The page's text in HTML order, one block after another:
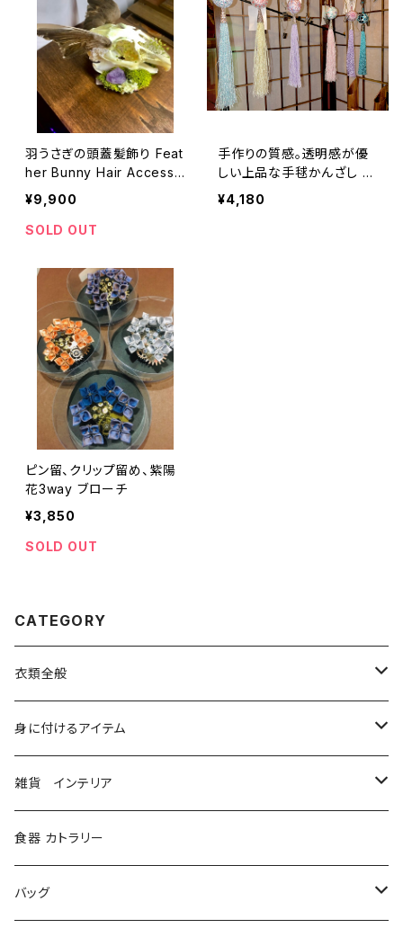
羽うさぎの頭蓋髪飾り Feat
her Bunny Hair Accesso
ry
¥9,900
SOLD OUT
手作りの質感。透明感が優
しい上品な手毬かんざし H
andmade modern hairpi
n(fork type)
¥4,180
ピン留、クリップ留め、紫陽
花3way ブローチ
¥3,850
SOLD OUT
CATEGORY
衣類全般
コルセット
シャツ、ブラウス
ジャケット、コート
ボトム、スカート
身に付けるアイテム
ベルト ハーネス
グローブ
メガネ、ゴーグル
雑貨 インテリア
本
ステーショナリー
食器 カトラリー
バッグ